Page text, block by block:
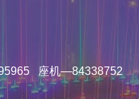
座机—84338752